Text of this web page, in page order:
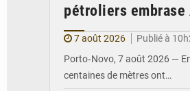
pétroliers embrase
7 août 2026
Publié à
Porto‑Novo, 7 août 2026 —
centaines de mètres ont…